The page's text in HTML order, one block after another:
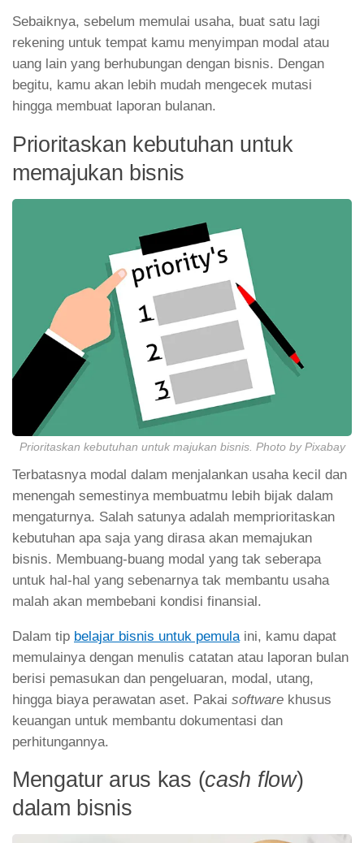
Sebaiknya, sebelum memulai usaha, buat satu lagi
rekening untuk tempat kamu menyimpan modal atau
uang lain yang berhubungan dengan bisnis. Dengan
begitu, kamu akan lebih mudah mengecek mutasi
hingga membuat laporan bulanan.
Prioritaskan kebutuhan untuk
memajukan bisnis
Prioritaskan kebutuhan untuk majukan bisnis. Photo by Pixabay
Terbatasnya modal dalam menjalankan usaha kecil dan
menengah semestinya membuatmu lebih bijak dalam
mengaturnya. Salah satunya adalah memprioritaskan
kebutuhan apa saja yang dirasa akan memajukan
bisnis. Membuang-buang modal yang tak seberapa
untuk hal-hal yang sebenarnya tak membantu usaha
malah akan membebani kondisi finansial.
Dalam tip belajar bisnis untuk pemula ini, kamu dapat
memulainya dengan menulis catatan atau laporan bulan
berisi pemasukan dan pengeluaran, modal, utang,
hingga biaya perawatan aset. Pakai software khusus
keuangan untuk membantu dokumentasi dan
perhitungannya.
Mengatur arus kas (cash flow)
dalam bisnis